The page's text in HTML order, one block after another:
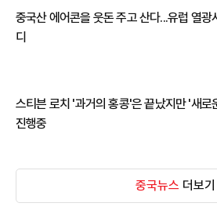
중국산 에어콘을 웃돈 주고 산다...유럽 열광
디
스티븐 로치 '과거의 홍콩'은 끝났지만 '새로
진행중
중국뉴스 더보기